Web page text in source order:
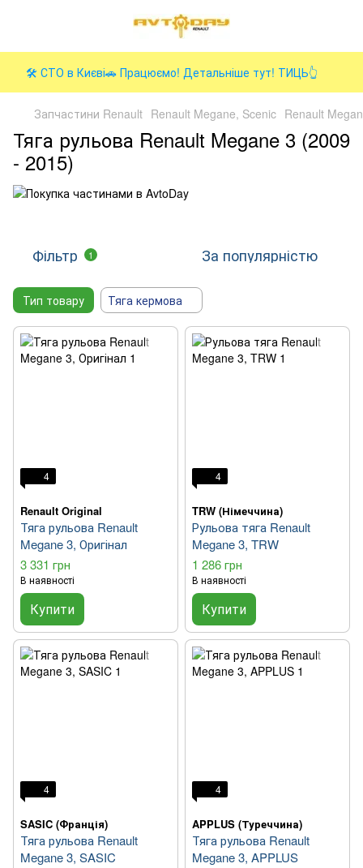
🛠️ СТО в Києві🚗 Працюємо! Детальніше тут! ТИЦЬ👆
Запчастини Renault Renault Megane, Scenic Renault
Тяга рульова Renault Megane 3 (2009
- 2015)
Фільтр 1 За популярністю
Тип товару Тяга кермова
4
Renault Original
Тяга рульова Renault
Megane 3, Оригінал
3 331 грн
В наявності
Купити
4
TRW (Німеччина)
Рульова тяга Renault
Megane 3, TRW
1 286 грн
В наявності
Купити
4
SASIC (Франція)
Тяга рульова Renault
Megane 3, SASIC
4
APPLUS (Туреччина)
Тяга рульова Renault
Megane 3, APPLUS